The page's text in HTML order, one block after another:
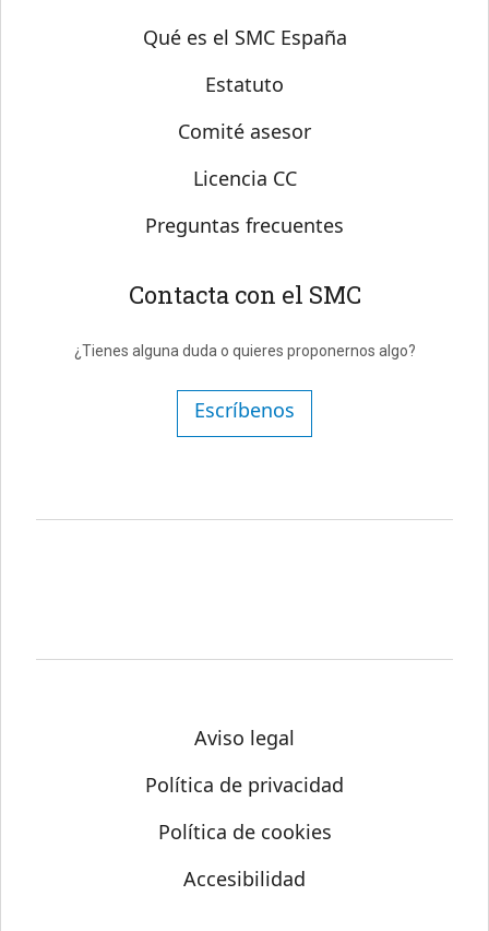
Sobre SMC España
Qué es el SMC España
Estatuto
Comité asesor
Licencia CC
Preguntas frecuentes
Contacta con el SMC
¿Tienes alguna duda o quieres proponernos algo?
Escríbenos
Aviso legal
Política de privacidad
Política de cookies
Accesibilidad